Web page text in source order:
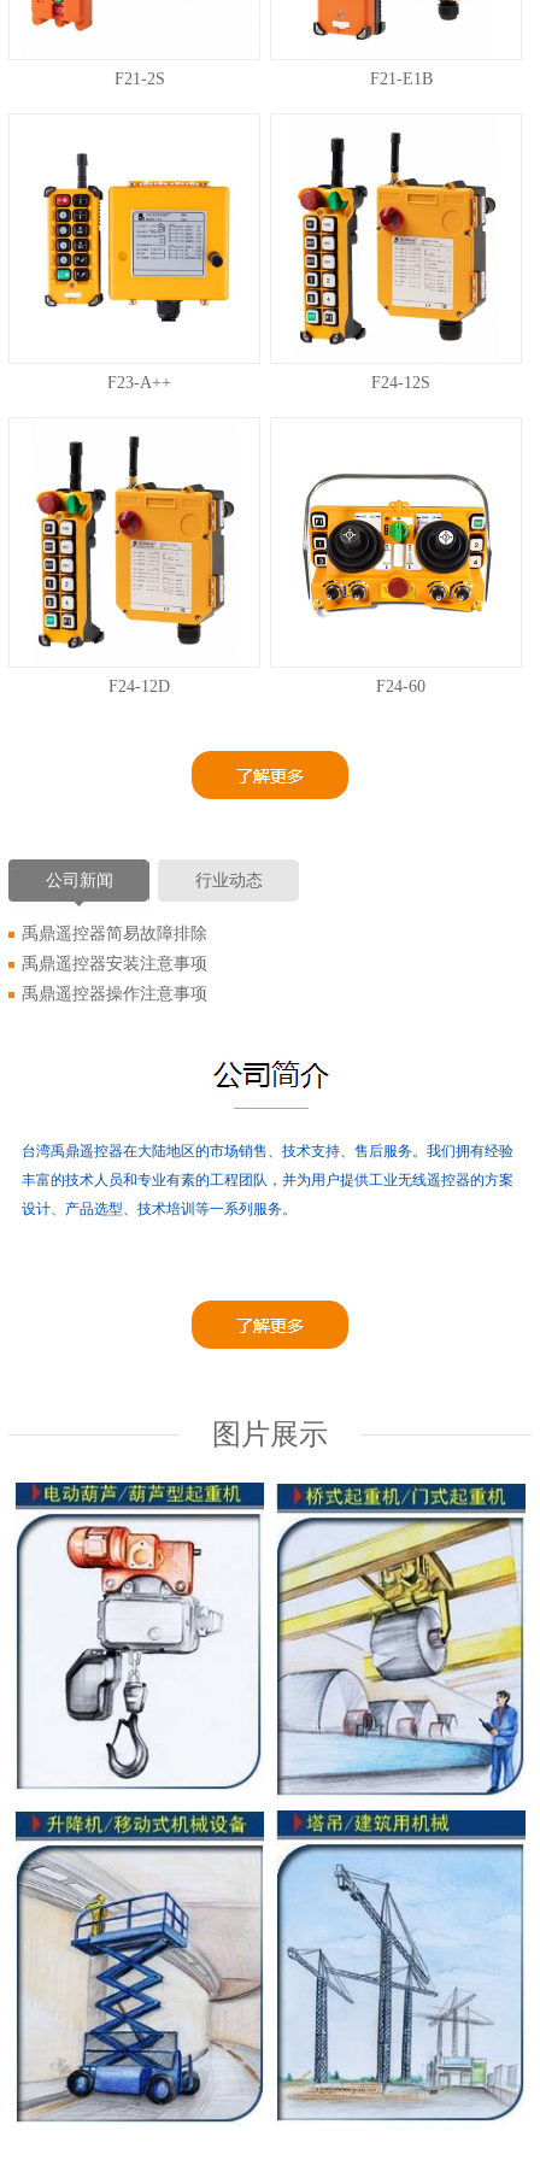
F21-2S F21-E1B
F23-A++ F24-12S
F24-12D F24-60
公司新闻 行业动态
禹鼎遥控器简易故障排除
禹鼎遥控器安装注意事项
禹鼎遥控器操作注意事项
台湾禹鼎遥控器在大陆地区的市场销售、技术支持、售后服务。 我们拥有经验
丰富的技术人员和专业有素的工程团队，并为用户提供工业无线遥控器的方案
设计、产品选型、技术培训等一系列服务。
图片展示